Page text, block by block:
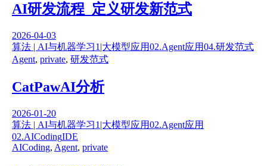
AI研发流程_定义研发新范式
2026-04-03
算法 | AI与机器学习1|大模型应用02.Agent应用04.研发范式
Agent, private, 研发范式
CatPawAI分析
2026-01-20
算法 | AI与机器学习1|大模型应用02.Agent应用
02.AICodingIDE
AICoding, Agent, private